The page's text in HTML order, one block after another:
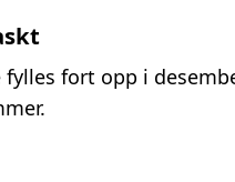
fort opp i